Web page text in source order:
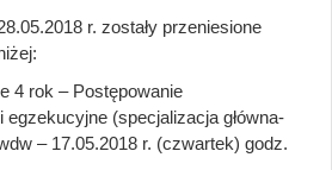
r. zostały przeniesione
4 rok – Postępowanie
(specjalizacja główna-
– 17.05.2018 r. (czwartek) godz.